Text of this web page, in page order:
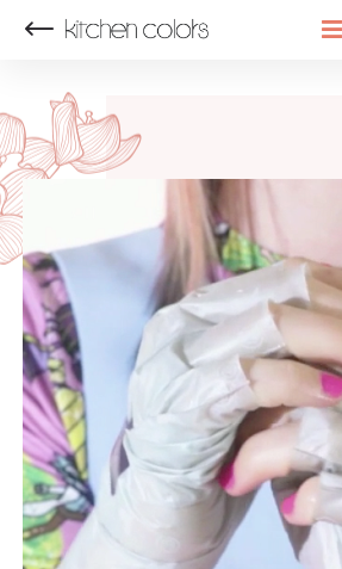
НАЗАД